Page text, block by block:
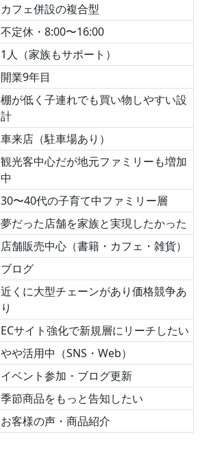
カフェ併設の複合型
不定休・8:00〜16:00
1人（家族もサポート）
開業9年目
棚が低く子連れでも買い物しやすい設
計
車来店（駐車場あり）
観光客中心だが地元ファミリーも増加
中
30〜40代の子育て中ファミリー層
夢だった店舗を家族と実現したかった
店舗販売中心（書籍・カフェ・雑貨）
ブログ
近くに大型チェーンがあり価格競争あ
り
ECサイト強化で新規層にリーチしたい
やや活用中（SNS・Web）
イベント参加・ブログ更新
季節商品をもっと告知したい
お客様の声・商品紹介